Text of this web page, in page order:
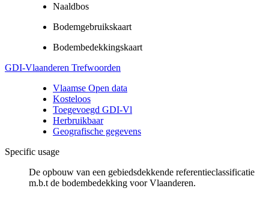
Naaldbos
Bodemgebruikskaart
Bodembedekkingskaart
GDI-Vlaanderen Trefwoorden
Vlaamse Open data
Kosteloos
Toegevoegd GDI-Vl
Herbruikbaar
Geografische gegevens
Specific usage
De opbouw van een gebiedsdekkende referentieclassificatie
m.b.t de bodembedekking voor Vlaanderen.